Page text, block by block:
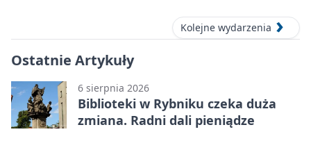
Kolejne wydarzenia
Ostatnie Artykuły
6 sierpnia 2026
Biblioteki w Rybniku czeka duża
zmiana. Radni dali pieniądze